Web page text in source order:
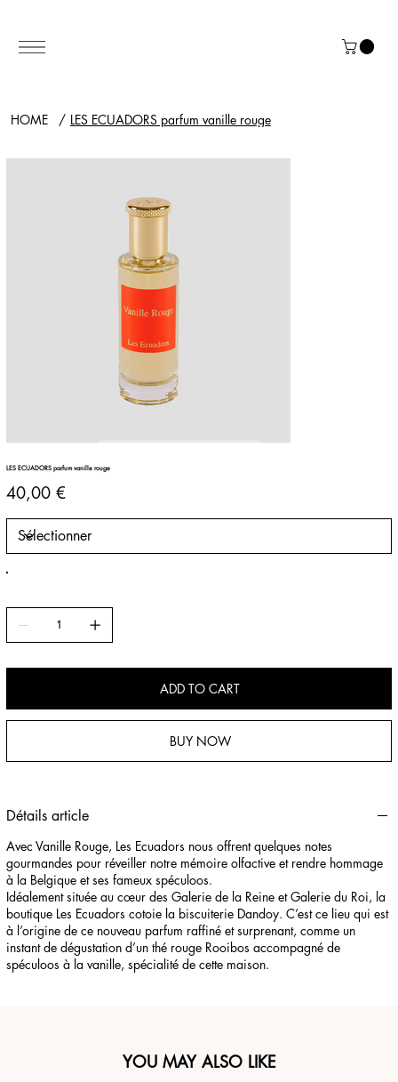
HOME / LES ECUADORS parfum vanille rouge
LES ECUADORS parfum vanille rouge
Prix
40,00 €
ADD TO CART
BUY NOW
Détails article
Avec Vanille Rouge, Les Ecuadors nous offrent quelques notes
gourmandes pour réveiller notre mémoire olfactive et rendre hommage
à la Belgique et ses fameux spéculoos.
Idéalement située au cœur des Galerie de la Reine et Galerie du Roi, la
boutique Les Ecuadors cotoie la biscuiterie Dandoy. C’est ce lieu qui est
à l’origine de ce nouveau parfum raffiné et surprenant, comme un
instant de dégustation d’un thé rouge Rooibos accompagné de
spéculoos à la vanille, spécialité de cette maison.
YOU MAY ALSO LIKE